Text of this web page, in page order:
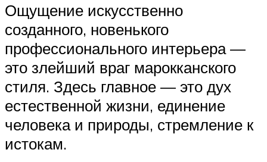
Ощущение искусственно
созданного, новенького
профессионального интерьера —
это злейший враг марокканского
стиля. Здесь главное — это дух
естественной жизни, единение
человека и природы, стремление к
истокам.